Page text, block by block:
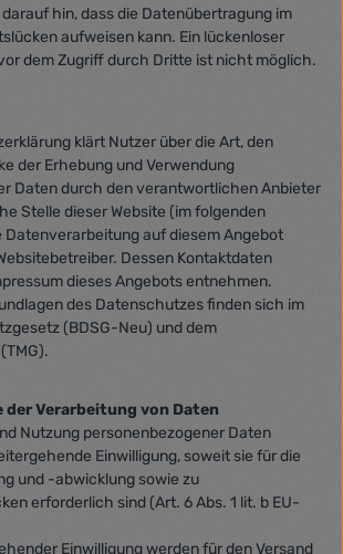
hin, dass die Datenübertragung im
aufweisen kann. Ein lückenloser
dem Zugriff durch Dritte ist nicht möglich.
klärt Nutzer über die Art, den
der Erhebung und Verwendung
Daten durch den verantwortlichen Anbieter
Stelle dieser Website (im folgenden
Datenverarbeitung auf diesem Angebot
Dessen Kontaktdaten
dieses Angebots entnehmen.
des Datenschutzes finden sich im
(BDSG-Neu) und dem
der Verarbeitung von Daten
Nutzung personenbezogener Daten
Einwilligung, soweit sie für die
und -abwicklung sowie zu
erforderlich sind (Art. 6 Abs. 1 lit. b EU-
Einwilligung werden für den Versand